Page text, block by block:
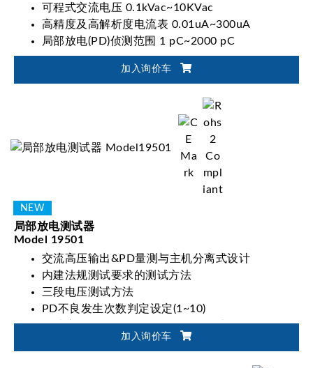
可程式交流电压 0.1kVac~10KVac
高精度及高解析度电流表 0.01uA~300uA
局部放电(PD)侦测范围 1 pC~2000 pC
加入询价车
局部放电测试器
Model 19501
交流高压输出&PD量测与主机分离式设计
内建法规测试要求的测试方法
三段电压测试方法
PD不良发生次数判定设定(1~10)
测试应用：IGBT、SiC-MOSFET、光耦合器、数位
隔离器、控制隔离IC、隔离型D/D电源、大小型变
加入询价车